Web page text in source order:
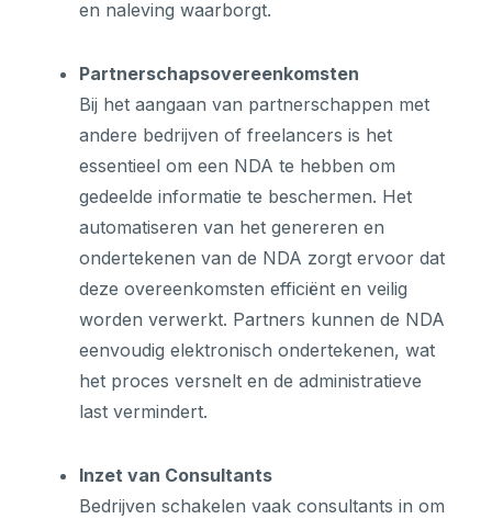
en naleving waarborgt.
Partnerschapsovereenkomsten
Bij het aangaan van partnerschappen met
andere bedrijven of freelancers is het
essentieel om een NDA te hebben om
gedeelde informatie te beschermen. Het
automatiseren van het genereren en
ondertekenen van de NDA zorgt ervoor dat
deze overeenkomsten efficiënt en veilig
worden verwerkt. Partners kunnen de NDA
eenvoudig elektronisch ondertekenen, wat
het proces versnelt en de administratieve
last vermindert.
Inzet van Consultants
Bedrijven schakelen vaak consultants in om